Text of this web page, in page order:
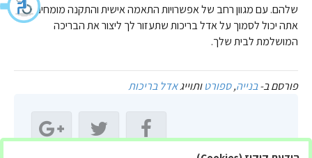
שלהם. עם מגוון רחב של אפשרויות התאמה אישית והתקנה מומחים,
אתה יכול לסמוך על אדל בריכות שתעזור לך ליצור את הבריכה
המושלמת לבית שלך.
פורסם ב-בנייה,ספורטותוייגאדל בריכות